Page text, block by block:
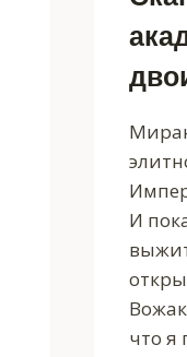
И
что я